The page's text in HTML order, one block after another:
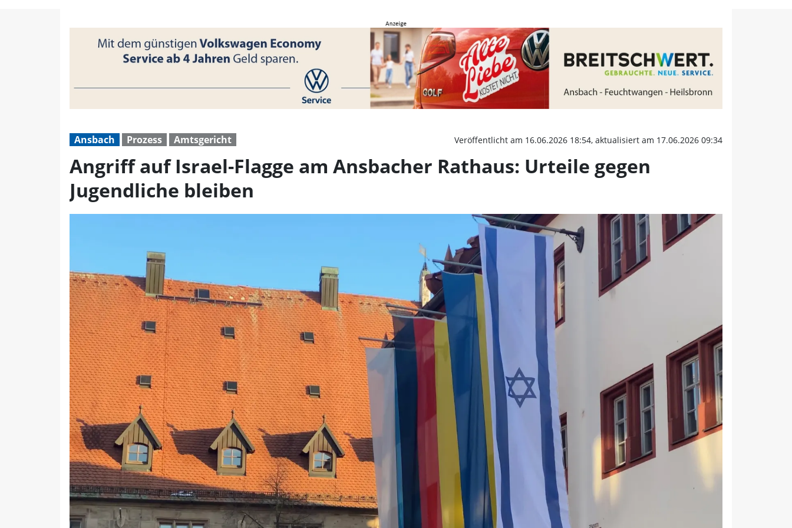
Angriff auf Israel-Flagge am Ansbacher Rathaus: Urteile gegen
Ansbach Prozess Amtsgericht Veröffentlicht am 16.06.2026 18:54, aktualisiert am 17.06.2026 09:34
Angriff auf Israel-Flagge am Ansbacher Rathaus: Urteile gegen
Jugendliche bleiben